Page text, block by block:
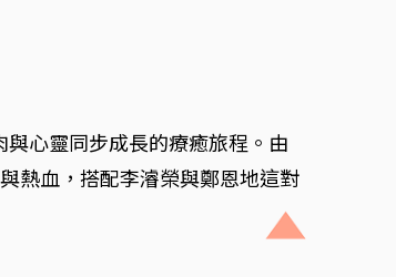
心靈同步成長的療癒旅程。由
熱血，搭配李濬榮與鄭恩地這對